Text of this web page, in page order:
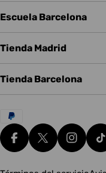
Escuela Barcelona
Tienda Madrid
Tienda Barcelona
Métodos
de
pagoFacebookX (Twitter)